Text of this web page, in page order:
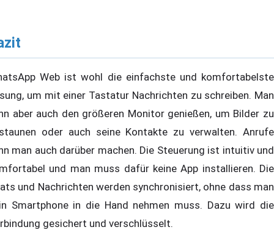
Web ist wohl die einfachste und komfortabelste
um mit einer Tastatur Nachrichten zu schreiben. Man
aber auch den größeren Monitor genießen, um Bilder zu
oder auch seine Kontakte zu verwalten. Anrufe
man auch darüber machen. Die Steuerung ist intuitiv und
und man muss dafür keine App installieren. Die
und Nachrichten werden synchronisiert, ohne dass man
Smartphone in die Hand nehmen muss. Dazu wird die
gesichert und verschlüsselt.